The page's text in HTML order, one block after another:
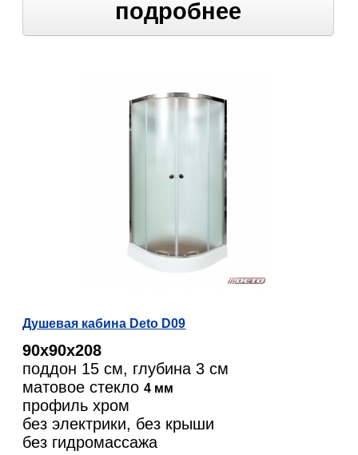
подробнее
Душевая кабина Deto D09
90х90х208
поддон 15 см, глубина 3 см
матовое стекло4 мм
профиль хром
без электрики, без крыши
без гидромассажа